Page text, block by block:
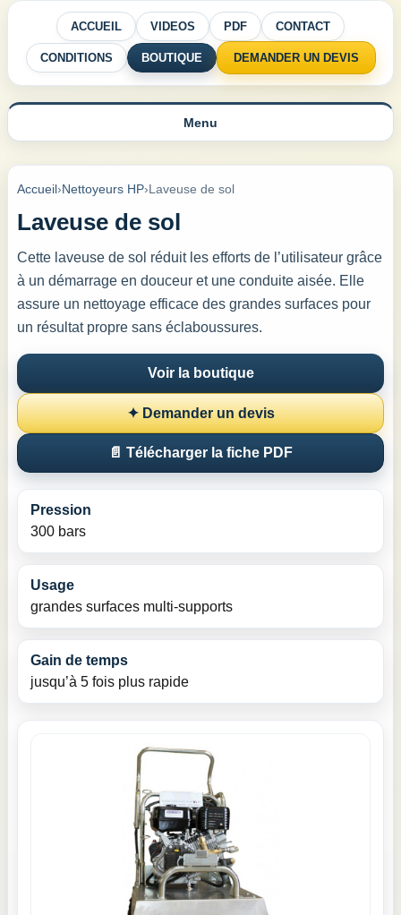
ACCUEIL VIDEOS PDF CONTACT
CONDITIONS BOUTIQUE DEMANDER UN DEVIS
Menu
Accueil›Nettoyeurs HP›Laveuse de sol
Laveuse de sol
Cette laveuse de sol réduit les efforts de l’utilisateur grâce
à un démarrage en douceur et une conduite aisée. Elle
assure un nettoyage efficace des grandes surfaces pour
un résultat propre sans éclaboussures.
Voir la boutique
✦ Demander un devis
📄 Télécharger la fiche PDF
Pression
300 bars
Usage
grandes surfaces multi-supports
Gain de temps
jusqu’à 5 fois plus rapide